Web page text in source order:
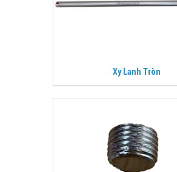
Xy Lanh Tròn